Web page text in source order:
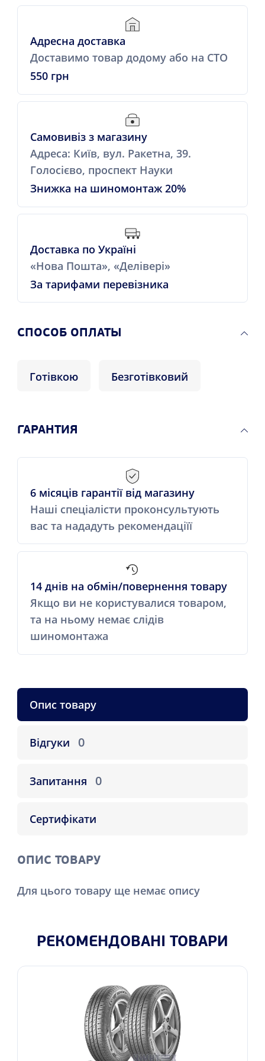
Адресна доставка
Доставимо товар додому або на СТО
550 грн
Самовивіз з магазину
Адреса: Київ, вул. Ракетна, 39.
Голосієво, проспект Науки
Знижка на шиномонтаж 20%
Доставка по Україні
«Нова Пошта», «Делівері»
За тарифами перевізника
CПОСОБ ОПЛАТЫ
Готівкою Безготівковий
ГАРАНТИЯ
6 місяців гарантії від магазину
Наші спеціалісти проконсультують
вас та нададуть рекомендаціїї
14 днів на обмін/повернення товару
Якщо ви не користувалися товаром,
та на ньому немає слідів
шиномонтажа
Опис товару
Відгуки 0
Запитання 0
Сертифікати
ОПИС ТОВАРУ
Для цього товару ще немає опису
РЕКОМЕНДОВАНІ ТОВАРИ